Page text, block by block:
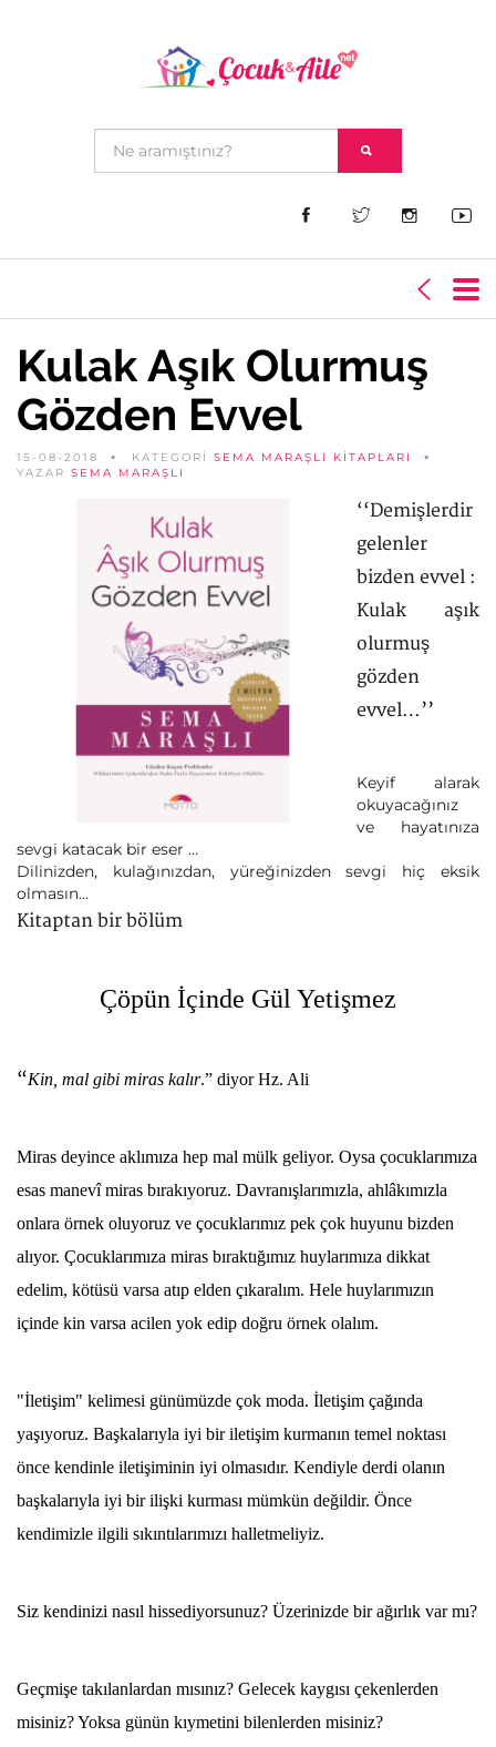
Kulak Aşık Olurmuş
Gözden Evvel
15-08-2018 KATEGORİ SEMA MARAŞLI KITAPLARI
YAZAR SEMA MARAŞLI
‘‘Demişlerdir
gelenler
bizden evvel :
Kulak aşık
olurmuş
gözden
evvel…’’
Keyif alarak
okuyacağınız
ve hayatınıza
sevgi katacak bir eser …
Dilinizden, kulağınızdan, yüreğinizden sevgi hiç eksik
olmasın…
Kitaptan bir bölüm
Çöpün İçinde Gül Yetişmez
“Kin, mal gibi miras kalır.” diyor Hz. Ali
Miras deyince aklımıza hep mal mülk geliyor. Oysa çocuklarımıza
esas manevî miras bırakıyoruz. Davranışlarımızla, ahlâkımızla
onlara örnek oluyoruz ve çocuklarımız pek çok huyunu bizden
alıyor. Çocuklarımıza miras bıraktığımız huylarımıza dikkat
edelim, kötüsü varsa atıp elden çıkaralım. Hele huylarımızın
içinde kin varsa acilen yok edip doğru örnek olalım.
"İletişim" kelimesi günümüzde çok moda. İletişim çağında
yaşıyoruz. Başkalarıyla iyi bir iletişim kurmanın temel noktası
önce kendinle iletişiminin iyi olmasıdır. Kendiyle derdi olanın
başkalarıyla iyi bir ilişki kurması mümkün değildir. Önce
kendimizle ilgili sıkıntılarımızı halletmeliyiz.
Siz kendinizi nasıl hissediyorsunuz? Üzerinizde bir ağırlık var mı?
Geçmişe takılanlardan mısınız? Gelecek kaygısı çekenlerden
misiniz? Yoksa günün kıymetini bilenlerden misiniz?